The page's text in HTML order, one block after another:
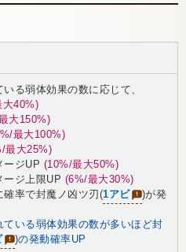
る弱体効果の数に応じて、
大40%)
大150%)
最大100%)
最大25%)
ージUP (10%/最大50%)
ージ上限UP (6%/最大30%)
確率で封魔ノ凶ツ刃(1アビ
)が発
いる弱体効果の数が多いほど封
)の発動確率UP